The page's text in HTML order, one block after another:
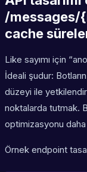
/messages/
cache
Like sayımı için
İdeali şudur:
düzeyi ile
noktalarda tutmak.
optimizasyonu daha
Örnek endpoint